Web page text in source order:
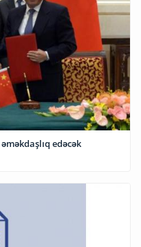
edəcək